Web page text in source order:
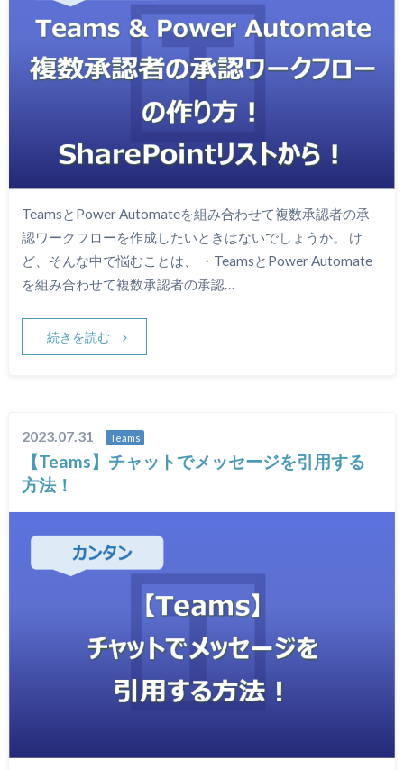
TeamsとPower Automateを組み合わせて複数承認者の承
認ワークフローを作成したいときはないでしょうか。 け
ど、そんな中で悩むことは、 ・TeamsとPower Automate
を組み合わせて複数承認者の承認…
続きを読む
2023.07.31 Teams
【Teams】チャットでメッセージを引用する
方法！